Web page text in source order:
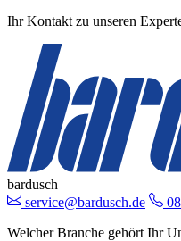
Ihr Kontakt zu unseren
bardusch
service@bardusch.de
Welcher Branche gehört Ihr